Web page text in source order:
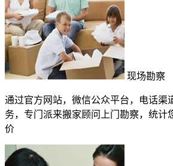
现场勘察
通过官方网站，微信公众平台，电话渠
务，专门派来搬家顾问上门勘察，统计
价